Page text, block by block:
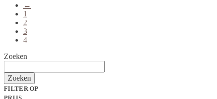
←
1
2
3
4
Zoeken
Zoeken
FILTER OP